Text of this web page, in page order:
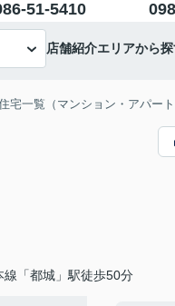
51-5410
店舗紹介エリアから
宅一覧（マンション・アパート
線「都城」駅徒歩50分